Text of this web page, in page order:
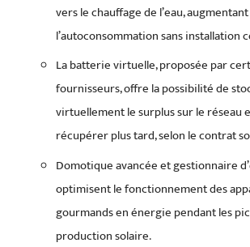
vers le chauffage de l’eau, augmentant
l’autoconsommation sans installation
La batterie virtuelle, proposée par
fournisseurs, offre la possibilité de
virtuellement le surplus sur le réseau
récupérer plus tard, selon le contrat
Domotique avancée et gestionnaire
optimisent le fonctionnement des
gourmands en énergie pendant les
production solaire.